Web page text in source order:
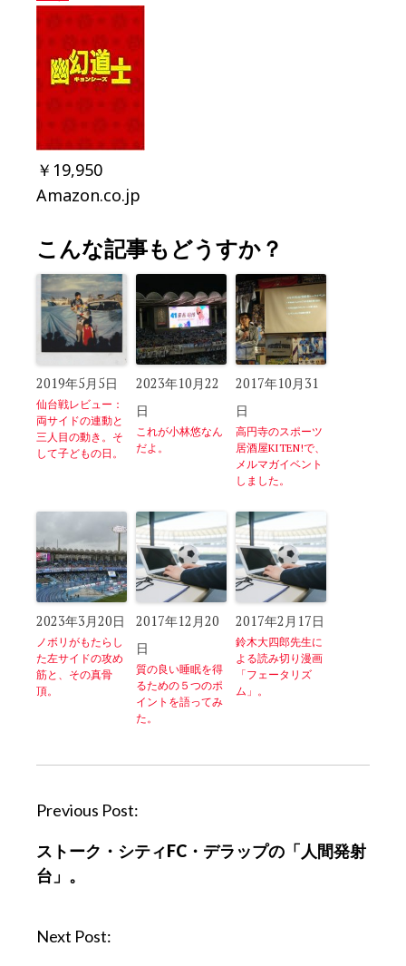
￥19,950
Amazon.co.jp
こんな記事もどうすか？
2019年5月5日
仙台戦レビュー：
両サイドの連動と
三人目の動き。そ
して子どもの日。
2023年10月22
日
これが小林悠なん
だよ。
2017年10月31
日
高円寺のスポーツ
居酒屋KITEN!で、
メルマガイベント
しました。
2023年3月20日
ノボリがもたらし
た左サイドの攻め
筋と、その真骨
頂。
2017年12月20
日
質の良い睡眠を得
るための５つのポ
イントを語ってみ
た。
2017年2月17日
鈴木大四郎先生に
よる読み切り漫画
「フェータリズ
ム」。
P
s
t
a
Previous Post:
ストーク・シティFC・デラップの「人間発射
台」。
Next Post: